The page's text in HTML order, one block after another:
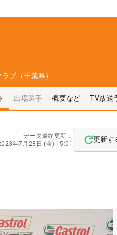
ブ（千葉県）
出場選手 概要など TV放送
データ最終更新：
年7月28日 (金) 15:01
更新す